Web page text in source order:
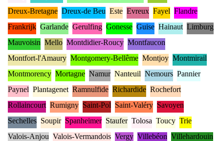
Dreux-Bretagne Dreux-de Beu Este Evreux Fayel Flandre
Frankrijk Garlande Gerulfing Gonesse Guise Hainaut Limburg
Mauvoisin Mello Montdidier-Roucy Montfaucon
Montfort-l'Amaury Montgomery-Bellême Montjoy Montmirail
Montmorency Mortagne Namur Nanteuil Nemours Pannier
Paynel Plantagenet Ramnulfide Richardide Rochefort
Rollaincourt Rumigny Saint-Pol Saint-Valéry Savoyen
Sechelles Soupir Spanheimer Staufer Tolosa Toucy Trie
Valois-Anjou Valois-Vermandois Vergy Villebéon Villehardouin